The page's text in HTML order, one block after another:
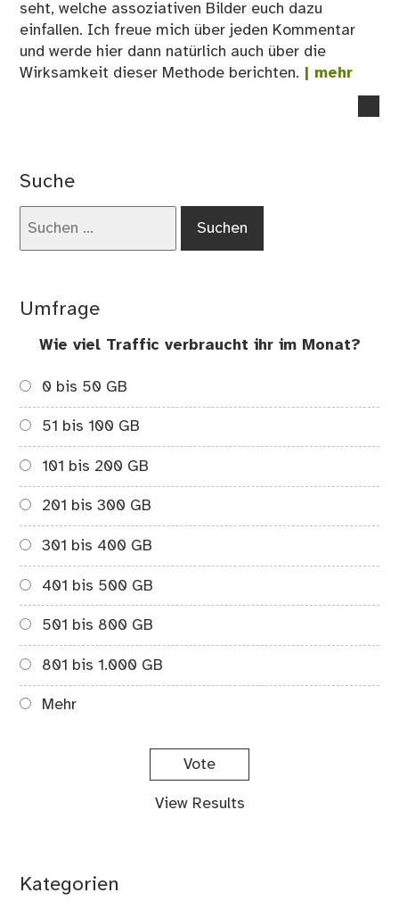
seht, welche assoziativen Bilder euch dazu
einfallen. Ich freue mich über jeden Kommentar
und werde hier dann natürlich auch über die
Wirksamkeit dieser Methode berichten. | mehr
Suche
Umfrage
Wie viel Traffic verbraucht ihr im Monat?
0 bis 50 GB
51 bis 100 GB
101 bis 200 GB
201 bis 300 GB
301 bis 400 GB
401 bis 500 GB
501 bis 800 GB
801 bis 1.000 GB
Mehr
View Results
Kategorien